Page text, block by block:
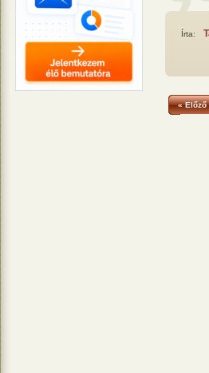
Írta:
« Előző